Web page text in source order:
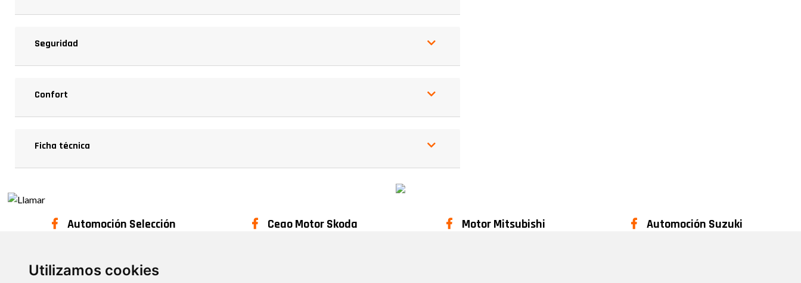
Utilizamos cookies
Seguridad
Confort
Ficha técnica
Automoción Selección Ceao Motor Skoda Motor Mitsubishi Automoción Suzuki